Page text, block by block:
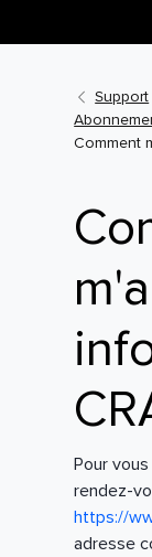
Support
Comment
Pour
rendez-
https://
adresse